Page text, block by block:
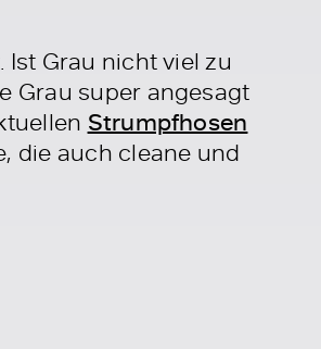
Grau nicht viel zu
Grau super angesagt
Strumpfhosen
die auch cleane und